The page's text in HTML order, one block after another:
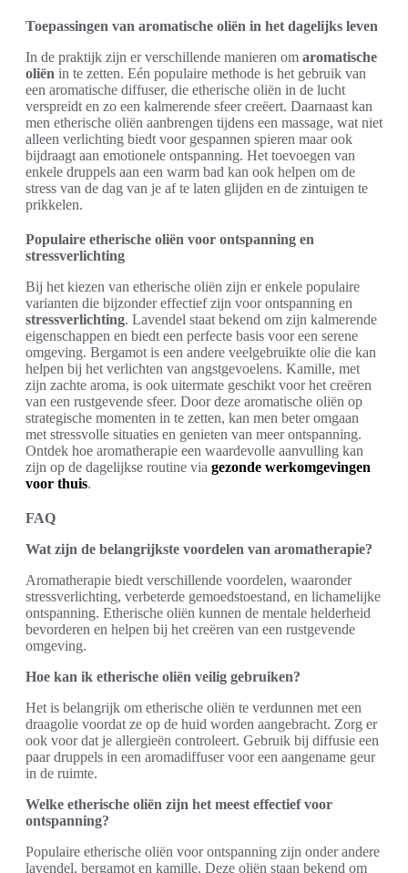
Toepassingen van aromatische oliën in het dagelijks leven
In de praktijk zijn er verschillende manieren om aromatische
oliën in te zetten. Eén populaire methode is het gebruik van
een aromatische diffuser, die etherische oliën in de lucht
verspreidt en zo een kalmerende sfeer creëert. Daarnaast kan
men etherische oliën aanbrengen tijdens een massage, wat niet
alleen verlichting biedt voor gespannen spieren maar ook
bijdraagt aan emotionele ontspanning. Het toevoegen van
enkele druppels aan een warm bad kan ook helpen om de
stress van de dag van je af te laten glijden en de zintuigen te
prikkelen.
Populaire etherische oliën voor ontspanning en
stressverlichting
Bij het kiezen van etherische oliën zijn er enkele populaire
varianten die bijzonder effectief zijn voor ontspanning en
stressverlichting. Lavendel staat bekend om zijn kalmerende
eigenschappen en biedt een perfecte basis voor een serene
omgeving. Bergamot is een andere veelgebruikte olie die kan
helpen bij het verlichten van angstgevoelens. Kamille, met
zijn zachte aroma, is ook uitermate geschikt voor het creëren
van een rustgevende sfeer. Door deze aromatische oliën op
strategische momenten in te zetten, kan men beter omgaan
met stressvolle situaties en genieten van meer ontspanning.
Ontdek hoe aromatherapie een waardevolle aanvulling kan
zijn op de dagelijkse routine via gezonde werkomgevingen
voor thuis.
FAQ
Wat zijn de belangrijkste voordelen van aromatherapie?
Aromatherapie biedt verschillende voordelen, waaronder
stressverlichting, verbeterde gemoedstoestand, en lichamelijke
ontspanning. Etherische oliën kunnen de mentale helderheid
bevorderen en helpen bij het creëren van een rustgevende
omgeving.
Hoe kan ik etherische oliën veilig gebruiken?
Het is belangrijk om etherische oliën te verdunnen met een
draagolie voordat ze op de huid worden aangebracht. Zorg er
ook voor dat je allergieën controleert. Gebruik bij diffusie een
paar druppels in een aromadiffuser voor een aangename geur
in de ruimte.
Welke etherische oliën zijn het meest effectief voor
ontspanning?
Populaire etherische oliën voor ontspanning zijn onder andere
lavendel, bergamot en kamille. Deze oliën staan bekend om